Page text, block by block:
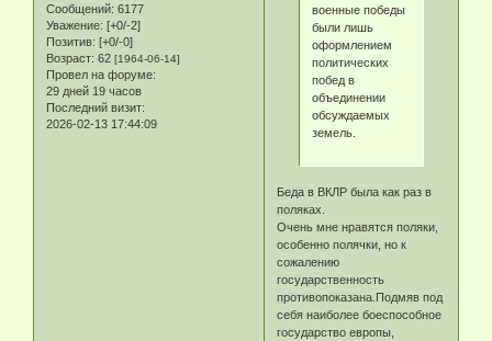
Сообщений: 6177
Уважение: [+0/-2]
Позитив: [+0/-0]
Возраст: 62 [1964-06-14]
Провел на форуме:
29 дней 19 часов
Последний визит:
2026-02-13 17:44:09
военные победы
были лишь
оформлением
политических
побед в
объединении
обсуждаемых
земель.
Беда в ВКЛР была как раз в
поляках.
Очень мне нравятся поляки,
особенно полячки, но к
сожалению
государственность
противопоказана.Подмяв под
себя наиболее боеспособное
государство европы,